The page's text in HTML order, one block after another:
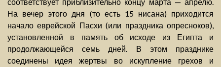
соответствует приблизительно концу марта — апрелю.
На вечер этого дня (то есть 15 нисана) приходится
начало еврейской Пасхи (или праздника опресноков),
установленной в память об исходе из Египта и
продолжающейся семь дней. В этом празднике
соединены идея жертвы во искупление грехов и